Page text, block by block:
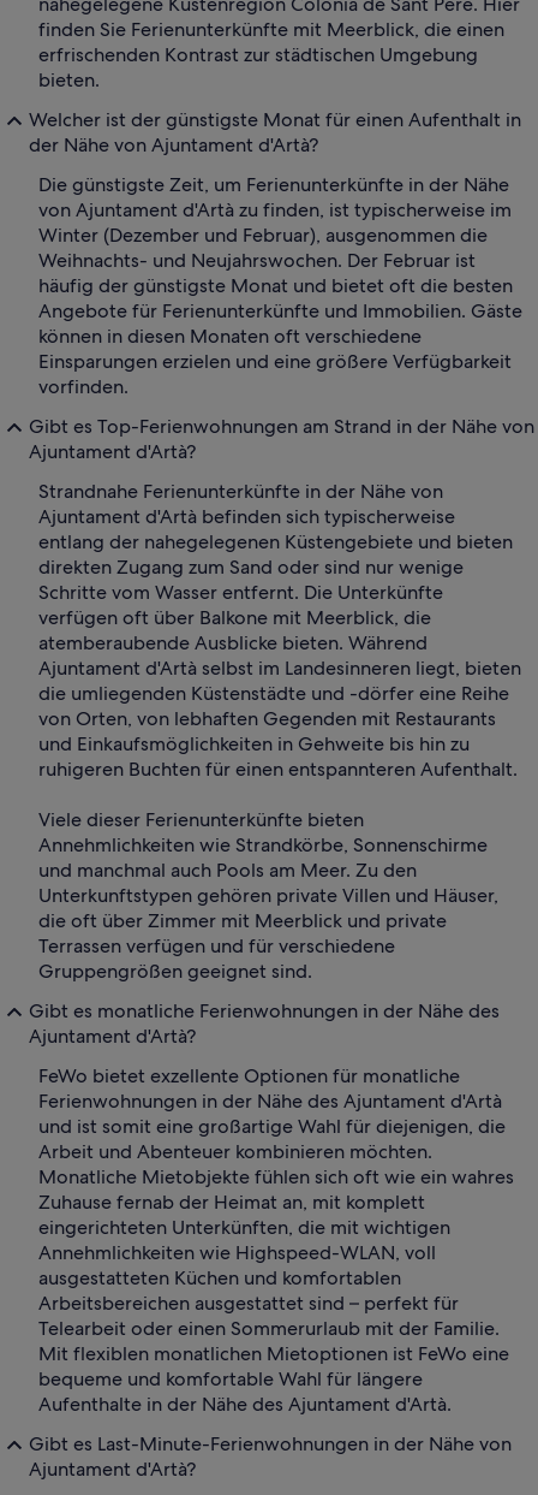
finden Sie Ferienunterkünfte mit Meerblick, die einen
erfrischenden Kontrast zur städtischen Umgebung
bieten.
Welcher ist der günstigste Monat für einen Aufenthalt in
der Nähe von Ajuntament d'Artà?
Die günstigste Zeit, um Ferienunterkünfte in der Nähe
von Ajuntament d'Artà zu finden, ist typischerweise im
Winter (Dezember und Februar), ausgenommen die
Weihnachts- und Neujahrswochen. Der Februar ist
häufig der günstigste Monat und bietet oft die besten
Angebote für Ferienunterkünfte und Immobilien. Gäste
können in diesen Monaten oft verschiedene
Einsparungen erzielen und eine größere Verfügbarkeit
vorfinden.
Gibt es Top-Ferienwohnungen am Strand in der Nähe von
Ajuntament d'Artà?
Strandnahe Ferienunterkünfte in der Nähe von
Ajuntament d'Artà befinden sich typischerweise
entlang der nahegelegenen Küstengebiete und bieten
direkten Zugang zum Sand oder sind nur wenige
Schritte vom Wasser entfernt. Die Unterkünfte
verfügen oft über Balkone mit Meerblick, die
atemberaubende Ausblicke bieten. Während
Ajuntament d'Artà selbst im Landesinneren liegt, bieten
die umliegenden Küstenstädte und -dörfer eine Reihe
von Orten, von lebhaften Gegenden mit Restaurants
und Einkaufsmöglichkeiten in Gehweite bis hin zu
ruhigeren Buchten für einen entspannteren Aufenthalt.
Viele dieser Ferienunterkünfte bieten
Annehmlichkeiten wie Strandkörbe, Sonnenschirme
und manchmal auch Pools am Meer. Zu den
Unterkunftstypen gehören private Villen und Häuser,
die oft über Zimmer mit Meerblick und private
Terrassen verfügen und für verschiedene
Gruppengrößen geeignet sind.
Gibt es monatliche Ferienwohnungen in der Nähe des
Ajuntament d'Artà?
FeWo bietet exzellente Optionen für monatliche
Ferienwohnungen in der Nähe des Ajuntament d'Artà
und ist somit eine großartige Wahl für diejenigen, die
Arbeit und Abenteuer kombinieren möchten.
Monatliche Mietobjekte fühlen sich oft wie ein wahres
Zuhause fernab der Heimat an, mit komplett
eingerichteten Unterkünften, die mit wichtigen
Annehmlichkeiten wie Highspeed-WLAN, voll
ausgestatteten Küchen und komfortablen
Arbeitsbereichen ausgestattet sind – perfekt für
Telearbeit oder einen Sommerurlaub mit der Familie.
Mit flexiblen monatlichen Mietoptionen ist FeWo eine
bequeme und komfortable Wahl für längere
Aufenthalte in der Nähe des Ajuntament d'Artà.
Gibt es Last-Minute-Ferienwohnungen in der Nähe von
Ajuntament d'Artà?